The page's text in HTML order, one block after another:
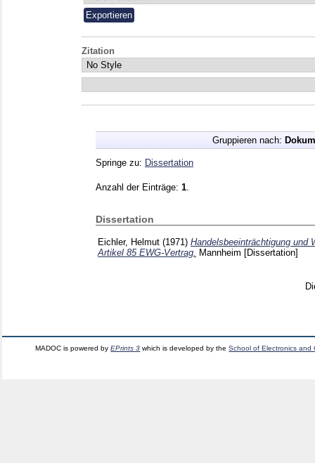
Zitation
Gruppieren nach:
Springe zu: Dissertation
Anzahl der Einträge: 1
Dissertation
Eichler, Helmut (1971) Handelsbeeinträchtigung und
Artikel 85 EWG-Vertrag.
Mannheim [Dissertation]
MADOC is powered byEPrints 3 which is developed by theSchool of Electronics and